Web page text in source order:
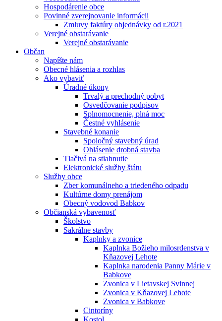
Hospodárenie obce
Povinné zverejnovanie informácii
Zmluvy faktúry objednávky od r.2021
Verejné obstarávanie
Verejné obstarávanie
Občan
Napíšte nám
Obecné hlásenia a rozhlas
Ako vybaviť
Úradné úkony
Trvalý a prechodný pobyt
Osvedčovanie podpisov
Splnomocnenie, plná moc
Čestné vyhlásenie
Stavebné konanie
Spoločný stavebný úrad
Ohlásenie drobná stavba
Tlačivá na stiahnutie
Elektronické služby štátu
Služby obce
Zber komunálneho a triedeného odpadu
Kultúrne domy prenájom
Obecný vodovod Babkov
Občianská vybavenosť
Školstvo
Sakrálne stavby
Kaplnky a zvonice
Kaplnka Božieho milosrdenstva v
Kňazovej Lehote
Kaplnka narodenia Panny Márie v
Babkove
Zvonica v Lietavskej Svinnej
Zvonica v Kňazovej Lehote
Zvonica v Babkove
Cintoríny
Kostol